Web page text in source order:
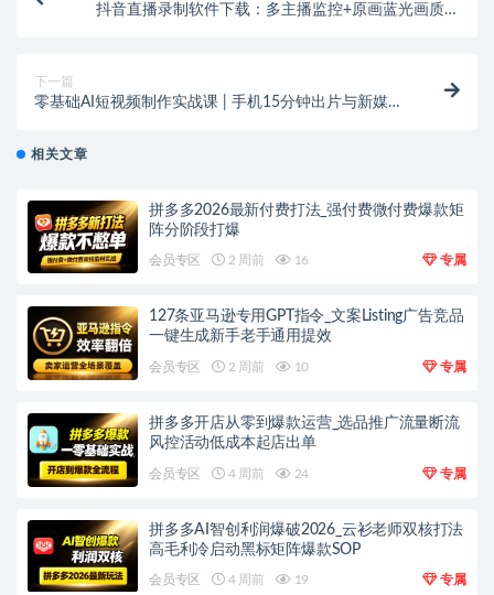
抖音直播录制软件下载：多主播监控+原画蓝光画质，
下一篇
零基础AI短视频制作实战课 | 手机15分钟出片与新媒体
相关文章
拼多多2026最新付费打法_强付费微付费爆款矩
阵分阶段打爆
会员专区 2 周前 16 专属
127条亚马逊专用GPT指令_文案Listing广告竞品
一键生成新手老手通用提效
会员专区 2 周前 10 专属
拼多多开店从零到爆款运营_选品推广流量断流
风控活动低成本起店出单
会员专区 4 周前 24 专属
拼多多AI智创利润爆破2026_云衫老师双核打法
高毛利冷启动黑标矩阵爆款SOP
会员专区 4 周前 19 专属